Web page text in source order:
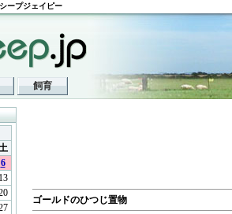
ープジェイピー
飼育
6
13
ゴールドのひつじ置物